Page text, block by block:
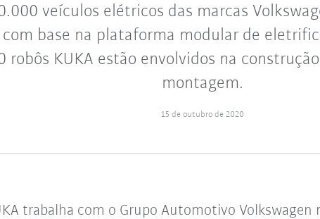
veículos elétricos das marcas
base na plataforma modular de
robôs KUKA estão envolvidos na
montagem.
15 de outubro de 2020
trabalha com o Grupo Automotivo